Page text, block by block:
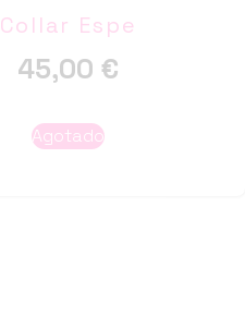
Collar Espe
45,00 €
Agotado